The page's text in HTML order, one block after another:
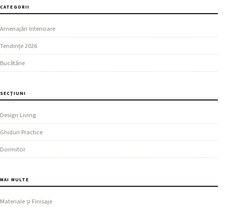
CATEGORII
Amenajări Interioare
Tendințe 2026
Bucătărie
SECȚIUNI
Design Living
Ghiduri Practice
Dormitor
MAI MULTE
Materiale și Finisaje